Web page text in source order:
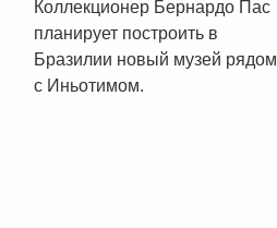
Коллекционер Бернардо Пас
планирует построить в
Бразилии новый музей рядом
с Иньотимом.